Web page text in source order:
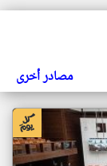
مصادر أخرى